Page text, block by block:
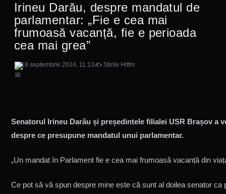
Irineu Darău, despre mandatul de
parlamentar: „Fie e cea mai
frumoasă vacanță, fie e perioada
cea mai grea”
18 septembrie 2024, 11:13✍ Stirile Hitfm
Senatorul Irineu Darău și președintele filialei USR Brașov
despre ce presupune mandatul unui parlamentar.
„Un mandat în Parlament fie e cea mai frumoasă vacanță din
Ce pot să vă spun despre mine este că sunt al doilea senator